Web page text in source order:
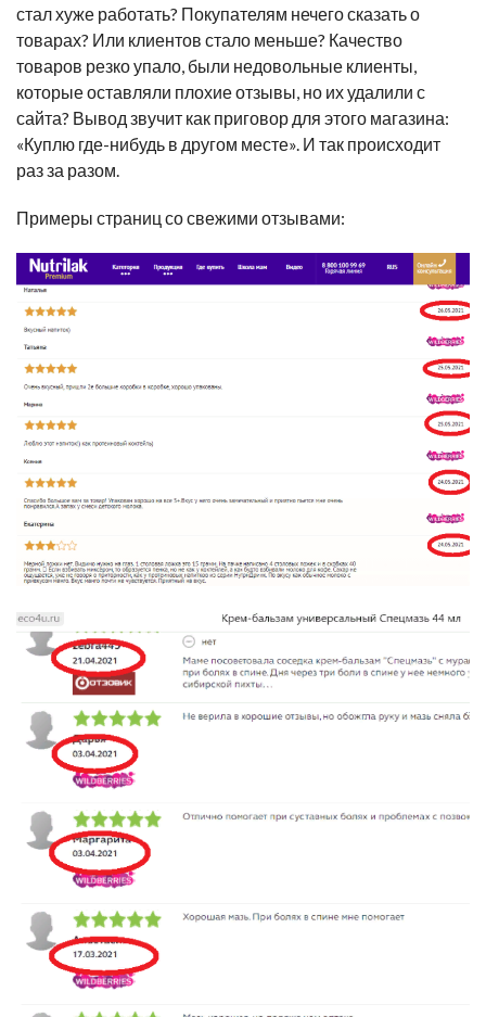
стал хуже работать? Покупателям нечего сказать о
товарах? Или клиентов стало меньше? Качество
товаров резко упало, были недовольные клиенты,
которые оставляли плохие отзывы, но их удалили с
сайта? Вывод звучит как приговор для этого магазина:
«Куплю где-нибудь в другом месте». И так происходит
раз за разом.
Примеры страниц со свежими отзывами: